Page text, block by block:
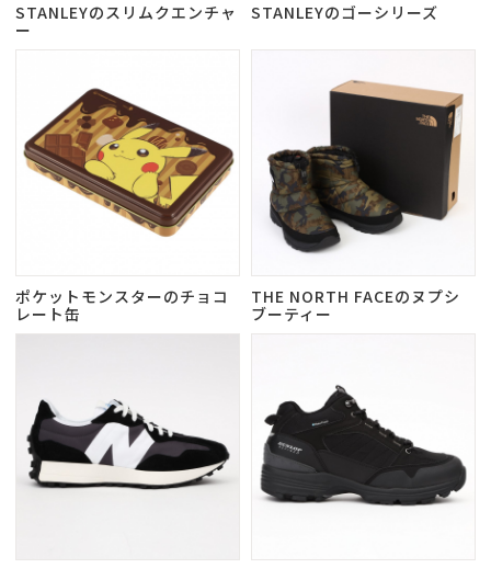
STANLEYのスリムクエンチャ
ー
STANLEYのゴーシリーズ
ポケットモンスターのチョコ
レート缶
THE NORTH FACEのヌプシ
ブーティー